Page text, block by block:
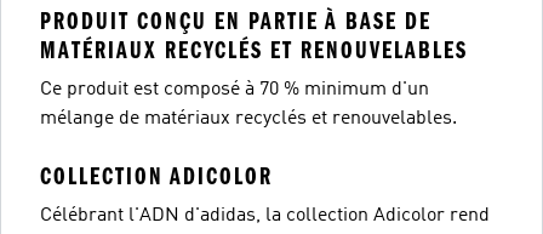
PRODUIT CONÇU EN PARTIE À BASE DE
MATÉRIAUX RECYCLÉS ET RENOUVELABLES
Ce produit est composé à 70 % minimum d'un
mélange de matériaux recyclés et renouvelables.
COLLECTION ADICOLOR
Célébrant l'ADN d'adidas, la collection Adicolor rend